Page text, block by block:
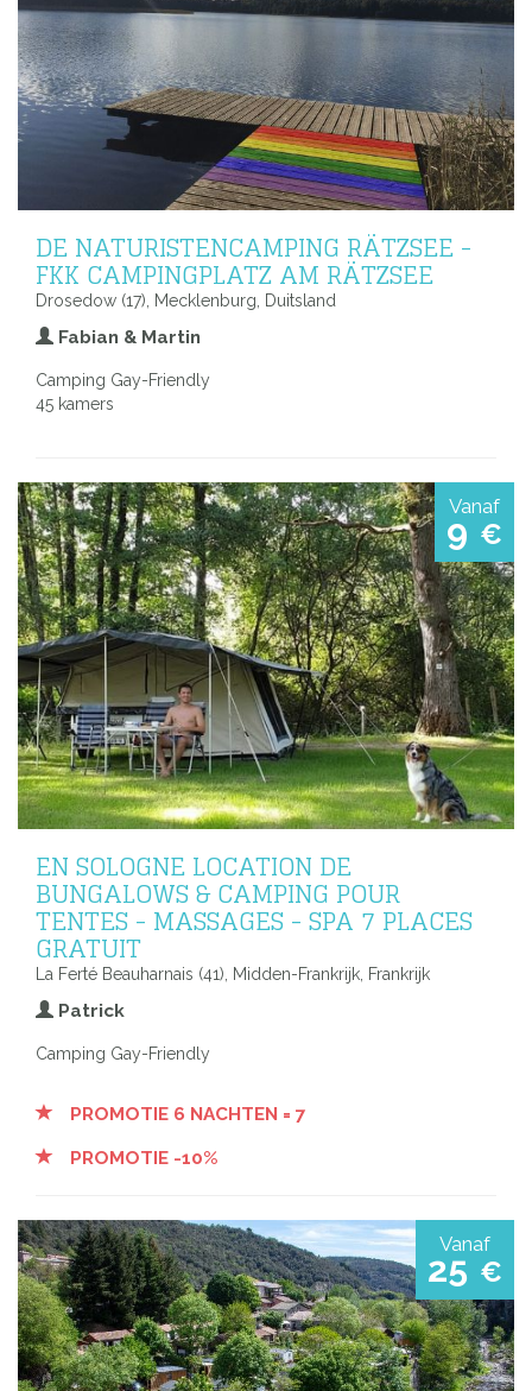
DE NATURISTENCAMPING RÄTZSEE -
FKK CAMPINGPLATZ AM RÄTZSEE
Drosedow (17), Mecklenburg, Duitsland
Fabian & Martin
Camping Gay-Friendly
45 kamers
Vanaf
9 €
EN SOLOGNE LOCATION DE
BUNGALOWS & CAMPING POUR
TENTES - MASSAGES - SPA 7 PLACES
GRATUIT
La Ferté Beauharnais (41), Midden-Frankrijk, Frankrijk
Patrick
Camping Gay-Friendly
PROMOTIE 6 NACHTEN = 7
PROMOTIE -10%
Vanaf
25 €